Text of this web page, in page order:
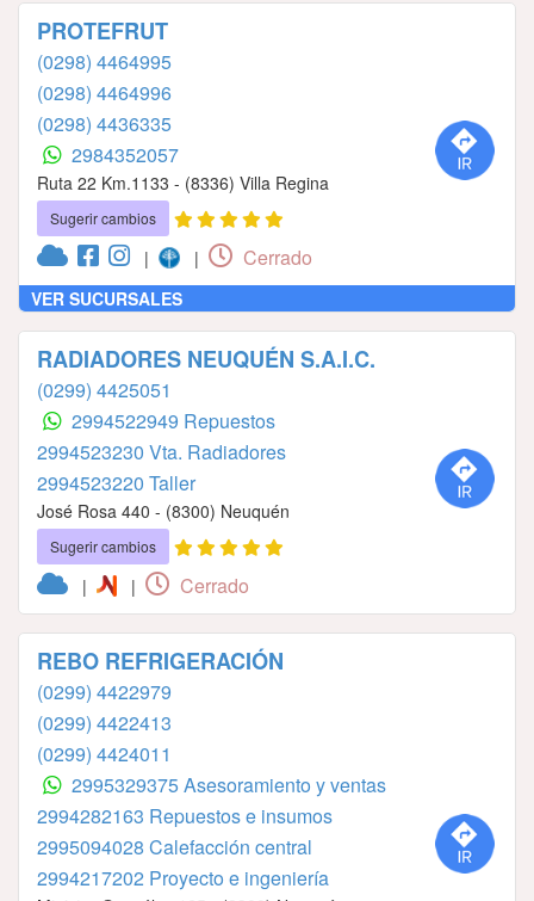
PROTEFRUT
(0298) 4464995
(0298) 4464996
(0298) 4436335
2984352057
Ruta 22 Km.1133 - (8336) Villa Regina
Sugerir cambios
| | Cerrado
VER SUCURSALES
RADIADORES NEUQUÉN S.A.I.C.
(0299) 4425051
2994522949 Repuestos
2994523230 Vta. Radiadores
2994523220 Taller
José Rosa 440 - (8300) Neuquén
Sugerir cambios
| | Cerrado
REBO REFRIGERACIÓN
(0299) 4422979
(0299) 4422413
(0299) 4424011
2995329375 Asesoramiento y ventas
2994282163⁣⁣⁣⁣⁣⁣⁣⁣⁣⁣⁣⁣⁣⁣⁣ ⁣⁣⁣⁣⁣⁣⁣⁣⁣⁣⁣⁣⁣⁣⁣Repuestos e insumos
2995094028⁣⁣⁣⁣⁣⁣⁣⁣⁣⁣⁣⁣⁣⁣⁣ Calefacción central
2994217202⁣⁣⁣⁣⁣⁣⁣⁣⁣⁣⁣⁣⁣ Proyecto e ingeniería